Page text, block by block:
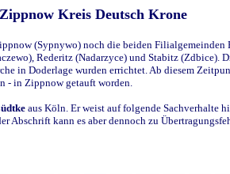
Kreis Deutsch Krone
(Sypnywo) noch die beiden
Rederitz (Nadarzyce) und Stabitz
in Doderlage wurden errichtet. Ab diesem
- in Zippnow getauft worden.
aus Köln. Er weist auf folgende Sachverhalte
kann es aber dennoch zu